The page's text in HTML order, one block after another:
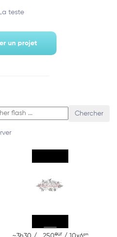
La teste
un projet
Chercher
eur cm